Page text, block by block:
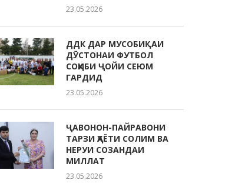
23.05.2026
ДДК ДАР МУСОБИҚАИ
ДӮСТОНАИ ФУТБОЛ
СОҲИБИ ҶОЙИ СЕЮМ
ГАРДИД
23.05.2026
ҶАВОНОН-ПАЙРАВОНИ
ТАРЗИ ҲАЁТИ СОЛИМ ВА
НЕРУИ СОЗАНДАИ
МИЛЛАТ
23.05.2026